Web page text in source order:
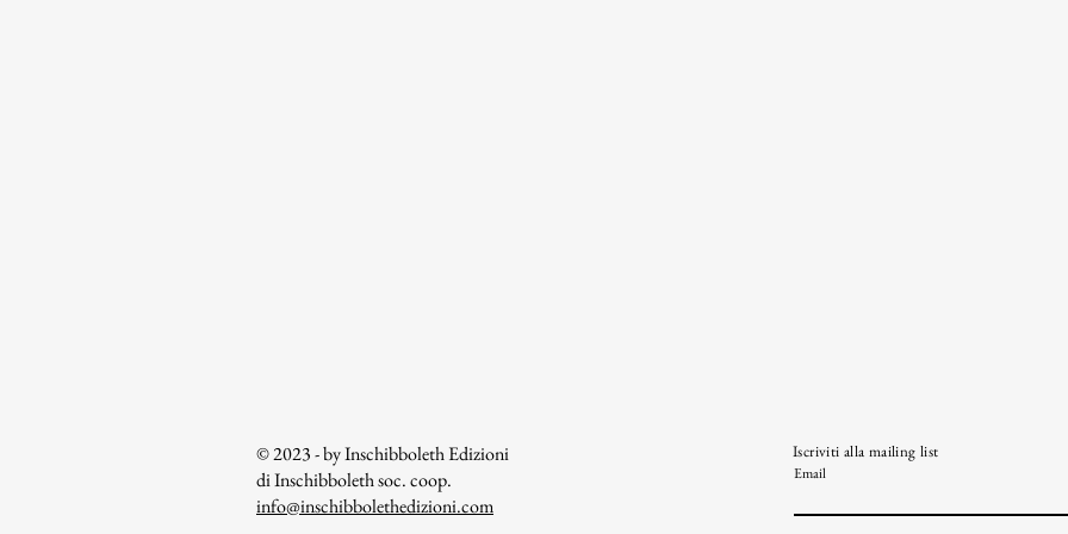
© 2023 - by Inschibboleth Edizioni
di Inschibboleth soc. coop.
info@inschibbolethedizioni.com
Iscriviti alla mailing list
Email